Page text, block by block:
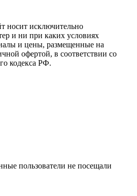
10 раз
i
пару
будете в
вы
это
носит исключительно
и ни при каких условиях
и цены, размещенные на
офертой, в соответствии со
кодекса РФ.
пользователи не посещали